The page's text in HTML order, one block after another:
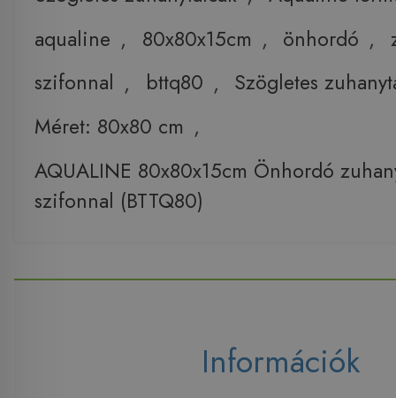
aqualine , 80x80x15cm , önhordó ,
szifonnal , bttq80 , Szögletes
Méret: 80x80 cm ,
AQUALINE 80x80x15cm Önhordó
szifonnal (BTTQ80)
Információk